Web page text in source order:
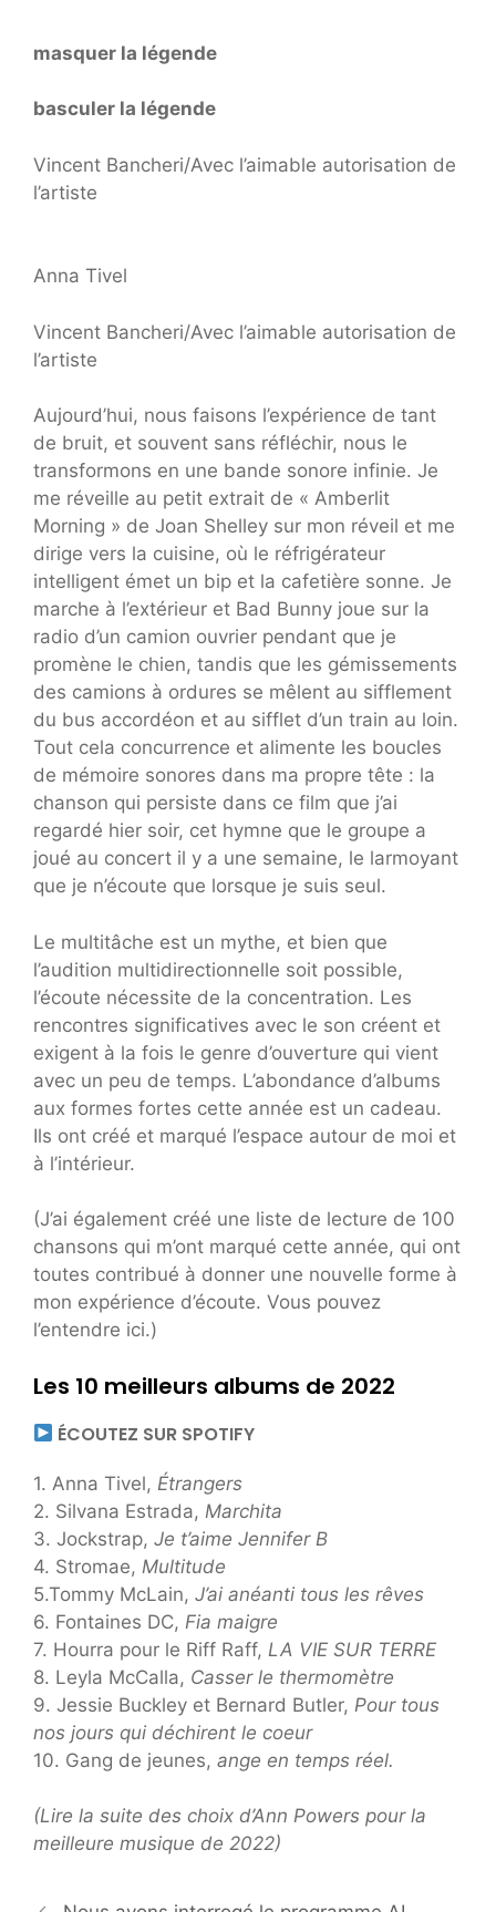
masquer la légende
basculer la légende
Vincent Bancheri/Avec l’aimable autorisation de
l’artiste
Anna Tivel
Vincent Bancheri/Avec l’aimable autorisation de
l’artiste
Aujourd’hui, nous faisons l’expérience de tant
de bruit, et souvent sans réfléchir, nous le
transformons en une bande sonore infinie. Je
me réveille au petit extrait de « Amberlit
Morning » de Joan Shelley sur mon réveil et me
dirige vers la cuisine, où le réfrigérateur
intelligent émet un bip et la cafetière sonne. Je
marche à l’extérieur et Bad Bunny joue sur la
radio d’un camion ouvrier pendant que je
promène le chien, tandis que les gémissements
des camions à ordures se mêlent au sifflement
du bus accordéon et au sifflet d’un train au loin.
Tout cela concurrence et alimente les boucles
de mémoire sonores dans ma propre tête : la
chanson qui persiste dans ce film que j’ai
regardé hier soir, cet hymne que le groupe a
joué au concert il y a une semaine, le larmoyant
que je n’écoute que lorsque je suis seul.
Le multitâche est un mythe, et bien que
l’audition multidirectionnelle soit possible,
l’écoute nécessite de la concentration. Les
rencontres significatives avec le son créent et
exigent à la fois le genre d’ouverture qui vient
avec un peu de temps. L’abondance d’albums
aux formes fortes cette année est un cadeau.
Ils ont créé et marqué l’espace autour de moi et
à l’intérieur.
(J’ai également créé une liste de lecture de 100
chansons qui m’ont marqué cette année, qui ont
toutes contribué à donner une nouvelle forme à
mon expérience d’écoute. Vous pouvez
l’entendre ici.)
Les 10 meilleurs albums de 2022
ÉCOUTEZ SUR SPOTIFY
1. Anna Tivel, Étrangers
2. Silvana Estrada, Marchita
3. Jockstrap, Je t’aime Jennifer B
4. Stromae, Multitude
5.Tommy McLain, J’ai anéanti tous les rêves
6. Fontaines DC, Fia maigre
7. Hourra pour le Riff Raff, LA VIE SUR TERRE
8. Leyla McCalla, Casser le thermomètre
9. Jessie Buckley et Bernard Butler, Pour tous
nos jours qui déchirent le coeur
10. Gang de jeunes, ange en temps réel.
(Lire la suite des choix d’Ann Powers pour la
meilleure musique de 2022)